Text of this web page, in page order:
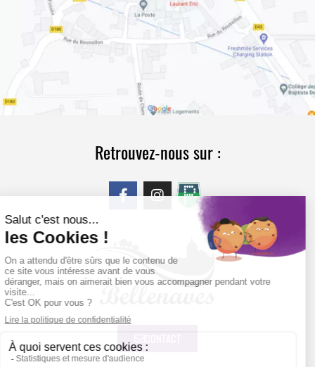
Retrouvez-nous sur :
CONTACT